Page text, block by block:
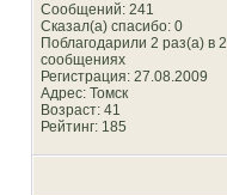
Сообщений: 241
Сказал(а) спасибо: 0
Поблагодарили 2 раз(а) в 2
сообщениях
Регистрация: 27.08.2009
Адрес: Томск
Возраст: 41
Рейтинг: 185